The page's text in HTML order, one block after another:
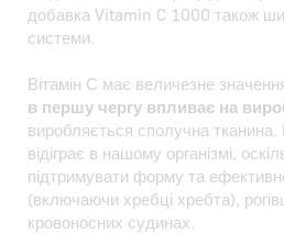
добавка Vitamin C 1000 також
системи.
Вітамін С має величезне
в першу чергу впливає на
виробляється сполучна тканина.
відіграє в нашому організмі,
підтримувати форму та
(включаючи хребці хребта),
кровоносних судинах.